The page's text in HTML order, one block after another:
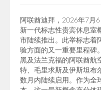
公务机头等舱
阿联酋迪拜，2026年7月
新一代标志性贵宾休息室
市陆续推出。此举标志着
验方面的又一重要里程碑
黑及法兰克福的阿联酋航
特、毛里求斯及伊斯坦布
数月内陆续启用。作为全